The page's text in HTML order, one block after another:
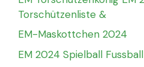
Torschützenliste &
EM-Maskottchen 2024
EM 2024 Spielball